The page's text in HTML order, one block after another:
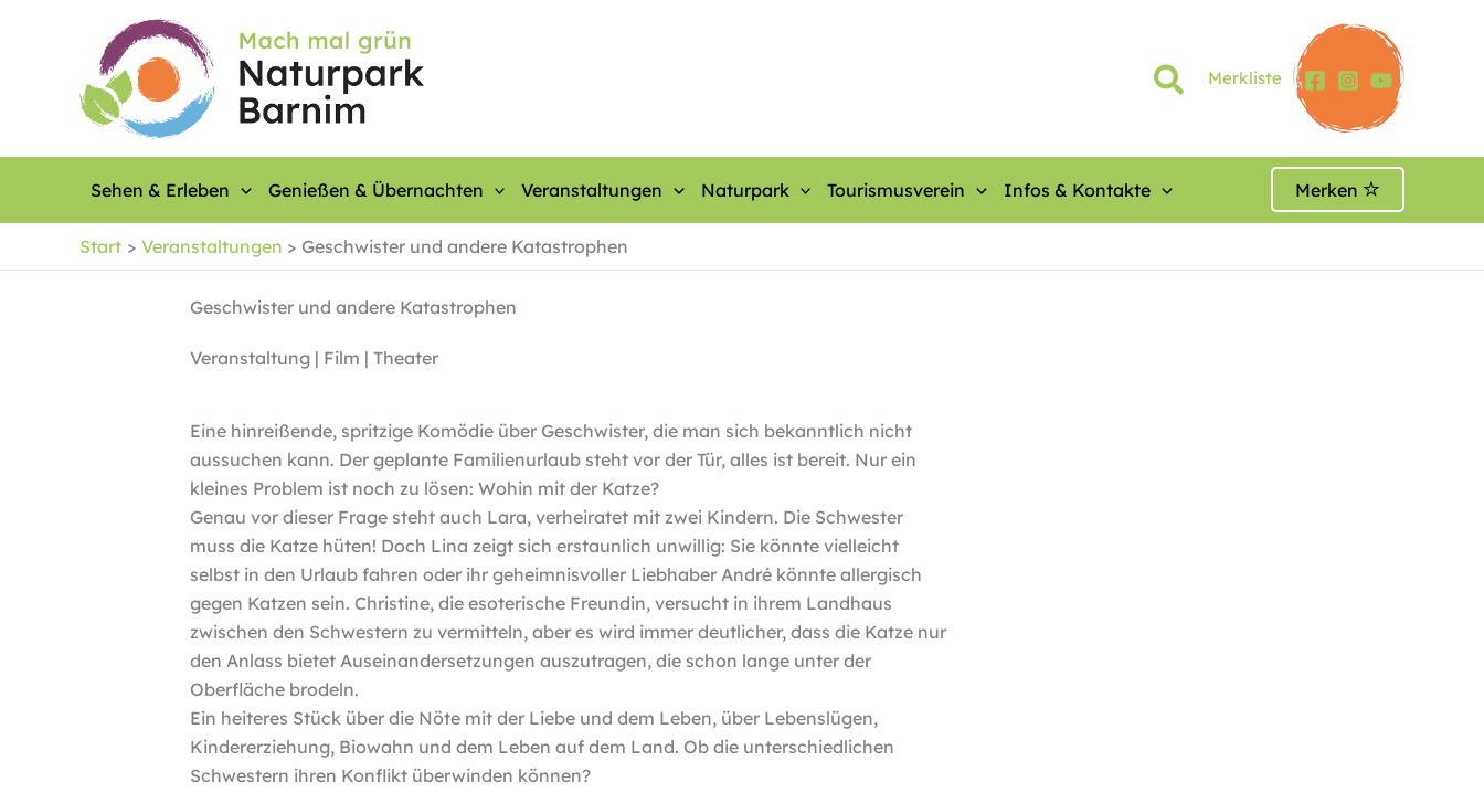
Merkliste
Sehen & Erleben Genießen & Übernachten Veranstaltungen Naturpark Tourismusverein Infos & Kontakte Merken
Start Veranstaltungen Geschwister und andere Katastrophen
Geschwister und andere Katastrophen
Veranstaltung | Film | Theater
Eine hinreißende, spritzige Komödie über Geschwister, die man sich bekanntlich nicht
aussuchen kann. Der geplante Familienurlaub steht vor der Tür, alles ist bereit. Nur ein
kleines Problem ist noch zu lösen: Wohin mit der Katze?
Genau vor dieser Frage steht auch Lara, verheiratet mit zwei Kindern. Die Schwester
muss die Katze hüten! Doch Lina zeigt sich erstaunlich unwillig: Sie könnte vielleicht
selbst in den Urlaub fahren oder ihr geheimnisvoller Liebhaber André könnte allergisch
gegen Katzen sein. Christine, die esoterische Freundin, versucht in ihrem Landhaus
zwischen den Schwestern zu vermitteln, aber es wird immer deutlicher, dass die Katze nur
den Anlass bietet Auseinandersetzungen auszutragen, die schon lange unter der
Oberfläche brodeln.
Ein heiteres Stück über die Nöte mit der Liebe und dem Leben, über Lebenslügen,
Kindererziehung, Biowahn und dem Leben auf dem Land. Ob die unterschiedlichen
Schwestern ihren Konflikt überwinden können?